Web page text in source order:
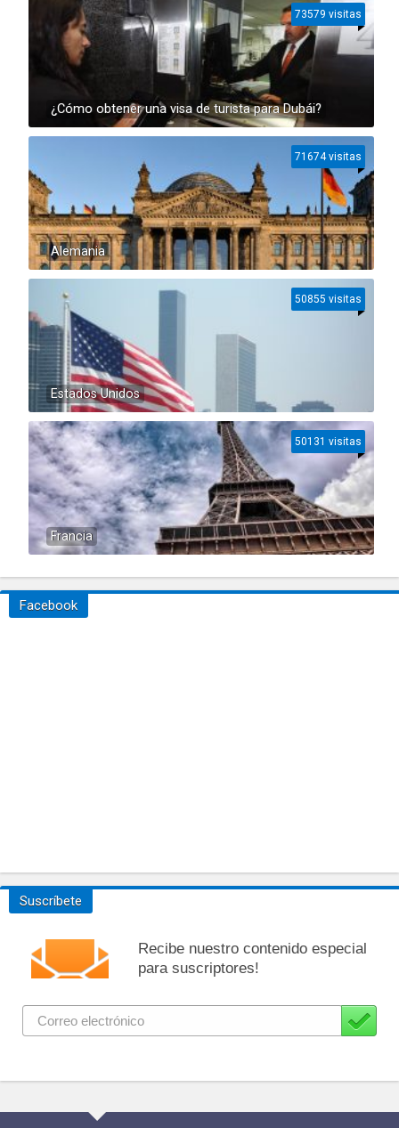
¿Cómo obtener una visa de turista para Dubái?
73579 visitas
Alemania
71674 visitas
Estados Unidos
50855 visitas
Francia
50131 visitas
Facebook
Suscríbete
Recibe nuestro contenido especial
para suscriptores!